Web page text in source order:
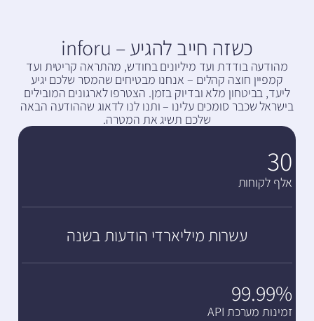
כשזה חייב להגיע – inforu
מהודעה בודדת ועד מיליונים בחודש, מהתראה קריטית ועד
קמפיין חוצה קהלים – אנחנו מבטיחים שהמסר שלכם יגיע
ליעד, בביטחון מלא ובדיוק בזמן. הצטרפו לארגונים המובילים
בישראל שכבר סומכים עלינו – ותנו לנו לדאוג שההודעה הבאה
שלכם תשיג את המטרה.
30
אלף לקוחות
עשרות מיליארדי הודעות בשנה
99.99%
זמינות מערכת API